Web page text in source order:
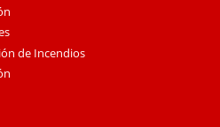
de Incendios